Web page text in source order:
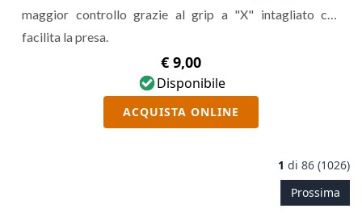
maggior controllo grazie al grip a "X" intagliato che
facilita la presa.
€ 9,00
Disponibile
ACQUISTA ONLINE
1 di 86 (1026)
Prossima